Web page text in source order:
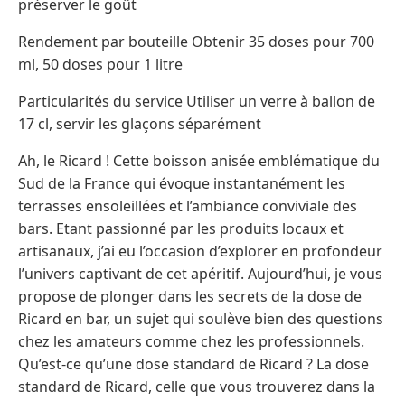
préserver le goût
Rendement par bouteille Obtenir 35 doses pour 700
ml, 50 doses pour 1 litre
Particularités du service Utiliser un verre à ballon de
17 cl, servir les glaçons séparément
Ah, le Ricard ! Cette boisson anisée emblématique du
Sud de la France qui évoque instantanément les
terrasses ensoleillées et l’ambiance conviviale des
bars. Etant passionné par les produits locaux et
artisanaux, j’ai eu l’occasion d’explorer en profondeur
l’univers captivant de cet apéritif. Aujourd’hui, je vous
propose de plonger dans les secrets de la dose de
Ricard en bar, un sujet qui soulève bien des questions
chez les amateurs comme chez les professionnels.
Qu’est-ce qu’une dose standard de Ricard ? La dose
standard de Ricard, celle que vous trouverez dans la